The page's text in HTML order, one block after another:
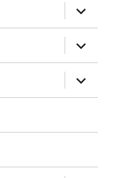
ouvrir
le
sous-
menu
ouvrir
le
sous-
menu
ouvrir
le
sous-